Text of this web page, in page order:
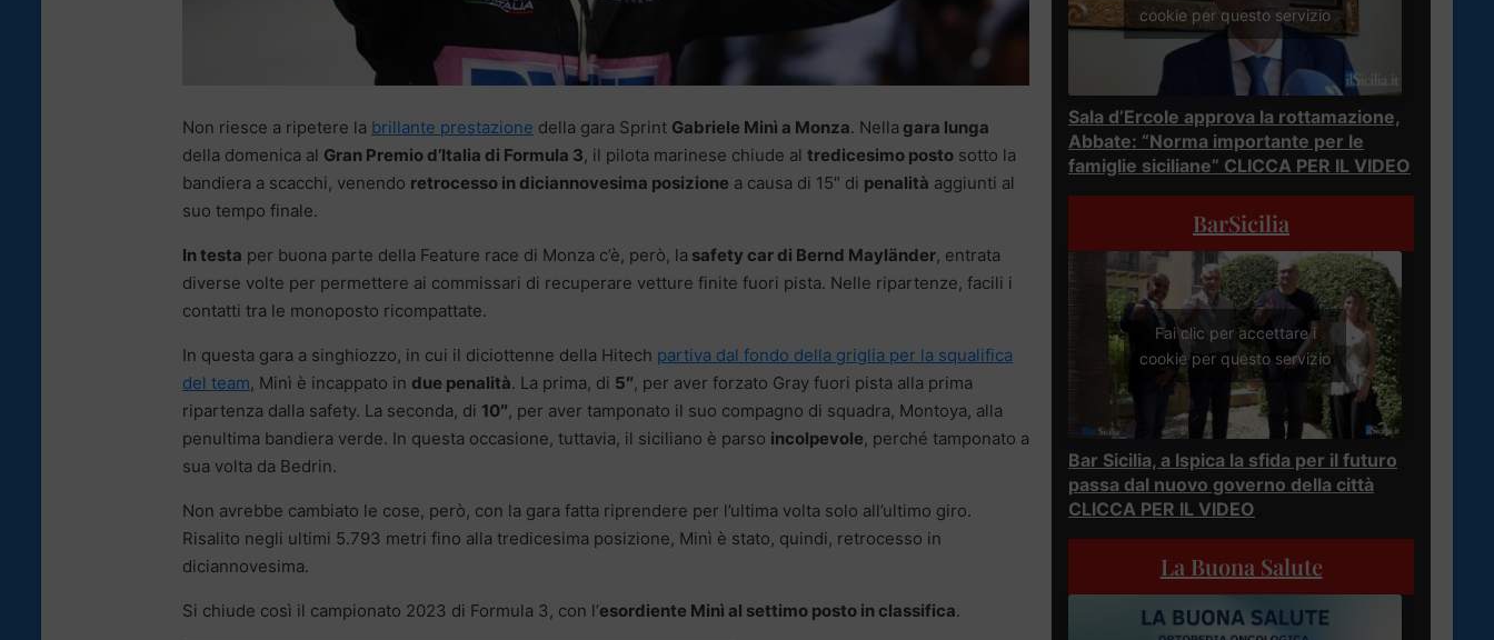
Non riesce a ripetere la brillante prestazione della gara Sprint Gabriele Minì a Monza. Nella gara lunga
della domenica al Gran Premio d’Italia di Formula 3, il pilota marinese chiude al tredicesimo posto sotto la
bandiera a scacchi, venendo retrocesso in diciannovesima posizione a causa di 15″ di penalità aggiunti al
suo tempo finale.
In testa per buona parte della Feature race di Monza c’è, però, la safety car di Bernd Mayländer, entrata
diverse volte per permettere ai commissari di recuperare vetture finite fuori pista. Nelle ripartenze, facili i
contatti tra le monoposto ricompattate.
In questa gara a singhiozzo, in cui il diciottenne della Hitech partiva dal fondo della griglia per la squalifica
del team, Minì è incappato in due penalità. La prima, di 5″, per aver forzato Gray fuori pista alla prima
ripartenza dalla safety. La seconda, di 10″, per aver tamponato il suo compagno di squadra, Montoya, alla
penultima bandiera verde. In questa occasione, tuttavia, il siciliano è parso incolpevole, perché tamponato a
sua volta da Bedrin.
Non avrebbe cambiato le cose, però, con la gara fatta riprendere per l’ultima volta solo all’ultimo giro.
Risalito negli ultimi 5.793 metri fino alla tredicesima posizione, Minì è stato, quindi, retrocesso in
diciannovesima.
Si chiude così il campionato 2023 di Formula 3, con l’esordiente Minì al settimo posto in classifica.
cookie per questo servizio
Sala d’Ercole approva la rottamazione,
Abbate: “Norma importante per le
famiglie siciliane” CLICCA PER IL VIDEO
BarSicilia
Fai clic per accettare i
cookie per questo servizio
Bar Sicilia, a Ispica la sfida per il futuro
passa dal nuovo governo della città
CLICCA PER IL VIDEO
La Buona Salute